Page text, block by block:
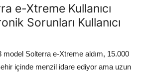
e-Xtreme Kullanıcı
Sorunları Kullanıcı
model Solterra e-Xtreme aldım, 15.000
içinde menzil idare ediyor ama uzun